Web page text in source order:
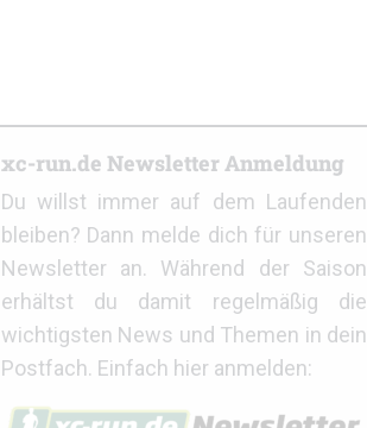
xc-run.de Newsletter Anmeldung
Du willst immer auf dem Laufenden
bleiben? Dann melde dich für unseren
Newsletter an. Während der Saison
erhältst du damit regelmäßig die
wichtigsten News und Themen in dein
Postfach. Einfach hier anmelden: